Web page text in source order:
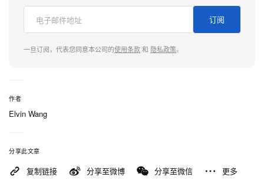
订阅
一旦订阅，代表您同意本公司的使用条款和 隐私政策。
作者
Elvin Wang
分享此文章
复制链接 分享至微博 分享至微信 更多